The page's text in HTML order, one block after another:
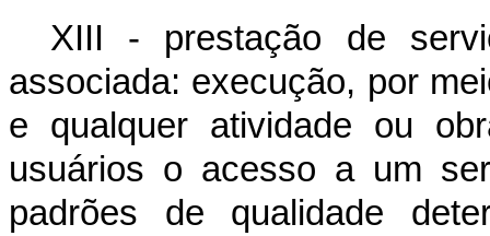
XIII - prestação de
associada: execução, por
e qualquer atividade ou
usuários o acesso a um
padrões de qualidade